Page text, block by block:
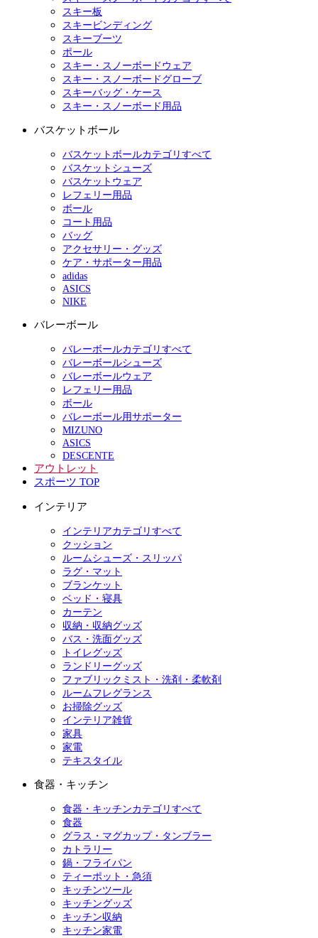
スキー板
スキービンディング
スキーブーツ
ポール
スキー・スノーボードウェア
スキー・スノーボードグローブ
スキーバッグ・ケース
スキー・スノーボード用品
バスケットボール
バスケットボールカテゴリすべて
バスケットシューズ
バスケットウェア
レフェリー用品
ボール
コート用品
バッグ
アクセサリー・グッズ
ケア・サポーター用品
adidas
ASICS
NIKE
バレーボール
バレーボールカテゴリすべて
バレーボールシューズ
バレーボールウェア
レフェリー用品
ボール
バレーボール用サポーター
MIZUNO
ASICS
DESCENTE
アウトレット
スポーツ TOP
インテリア
インテリアカテゴリすべて
クッション
ルームシューズ・スリッパ
ラグ・マット
ブランケット
ベッド・寝具
カーテン
収納・収納グッズ
バス・洗面グッズ
トイレグッズ
ランドリーグッズ
ファブリックミスト・洗剤・柔軟剤
ルームフレグランス
お掃除グッズ
インテリア雑貨
家具
家電
テキスタイル
食器・キッチン
食器・キッチンカテゴリすべて
食器
グラス・マグカップ・タンブラー
カトラリー
鍋・フライパン
ティーポット・急須
キッチンツール
キッチングッズ
キッチン収納
キッチン家電